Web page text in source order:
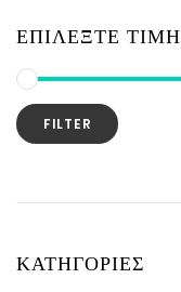
ΕΠΙΛΕΞΤΕ ΤΙΜΗ
FILTER
ΚΑΤΗΓΟΡΙΕΣ